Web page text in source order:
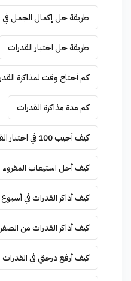
طريقة حل إكمال الجمل في
طريقة حل اختبار القدرات
كم أحتاج وقت لمذاكرة
كم مدة مذاكرة القدرات
كيف أجيب 100 في اختبار القدرات
كيف أحل استيعاب المقروء
كيف أذاكر القدرات في أسبوع
كيف أذاكر القدرات من الصفر
كيف أرفع درجتي في القدرات